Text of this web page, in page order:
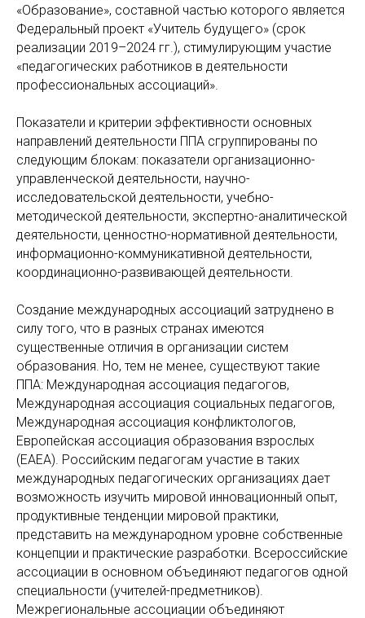
«Образование», составной частью которого является
Федеральный проект «Учитель будущего» (срок
реализации 2019–2024 гг.), стимулирующим участие
«педагогических работников в деятельности
профессиональных ассоциаций».
Показатели и критерии эффективности основных
направлений деятельности ППА сгруппированы по
следующим блокам: показатели организационно-
управленческой деятельности, научно-
исследовательской деятельности, учебно-
методической деятельности, экспертно-аналитической
деятельности, ценностно-нормативной деятельности,
информационно-коммуникативной деятельности,
координационно-развивающей деятельности.
Создание международных ассоциаций затруднено в
силу того, что в разных странах имеются
существенные отличия в организации систем
образования. Но, тем не менее, существуют такие
ППА: Международная ассоциация педагогов,
Международная ассоциация социальных педагогов,
Международная ассоциация конфликтологов,
Европейская ассоциация образования взрослых
(ЕАЕА). Российским педагогам участие в таких
международных педагогических организациях дает
возможность изучить мировой инновационный опыт,
продуктивные тенденции мировой практики,
представить на международном уровне собственные
концепции и практические разработки. Всероссийские
ассоциации в основном объединяют педагогов одной
специальности (учителей-предметников).
Межрегиональные ассоциации объединяют